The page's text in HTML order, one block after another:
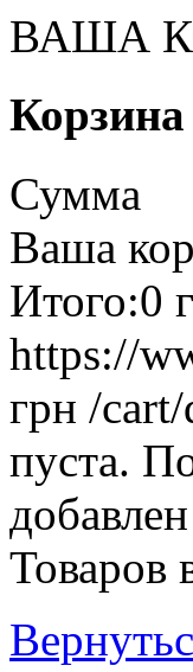
ВАША
Корзина
Сумма
Ваша
Итого:0
https://
грн /cart/
пуста.
Товаров